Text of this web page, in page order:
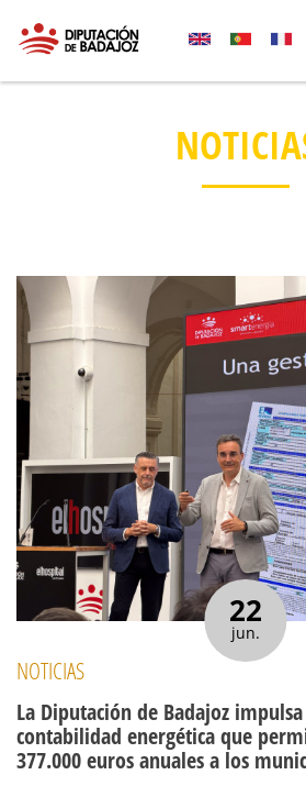
22
jun.
NOTICIAS
La Diputación de Badajoz
contabilidad energética que
377.000 euros anuales a los